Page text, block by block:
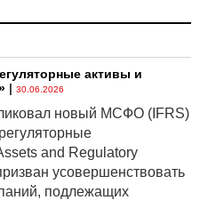
активы и
| 30.06.2026
новый МСФО (IFRS)
and Regulatory
усовершенствовать
подлежащих